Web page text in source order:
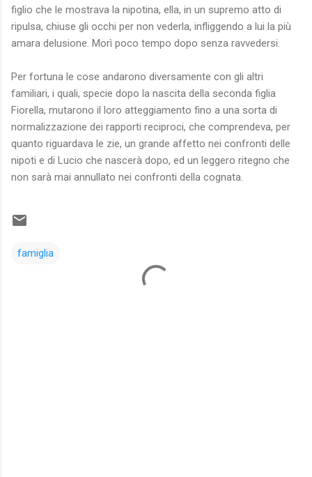
figlio che le mostrava la nipotina, ella, in un supremo atto di
ripulsa, chiuse gli occhi per non vederla, infliggendo a lui la più
amara delusione. Morì poco tempo dopo senza ravvedersi.
Per fortuna le cose andarono diversamente con gli altri
familiari, i quali, specie dopo la nascita della seconda figlia
Fiorella, mutarono il loro atteggiamento fino a una sorta di
normalizzazione dei rapporti reciproci, che comprendeva, per
quanto riguardava le zie, un grande affetto nei confronti delle
nipoti e di Lucio che nascerà dopo, ed un leggero ritegno che
non sarà mai annullato nei confronti della cognata.
famiglia